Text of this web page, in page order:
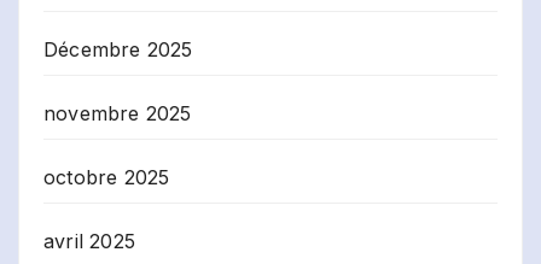
Décembre 2025
novembre 2025
octobre 2025
avril 2025